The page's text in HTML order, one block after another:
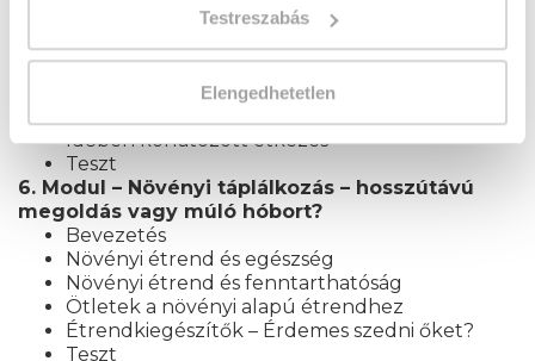
Testreszabás
Elengedhetetlen
5. Modul – Táplálkozási irányzatok és
életmódváltás
Táplálkozási irányzatok
Időben korlátozott étkezés
Teszt
6. Modul – Növényi táplálkozás – hosszútávú
megoldás vagy múló hóbort?
Bevezetés
Növényi étrend és egészség
Növényi étrend és fenntarthatóság
Ötletek a növényi alapú étrendhez
Étrendkiegészítők – Érdemes szedni őket?
Teszt